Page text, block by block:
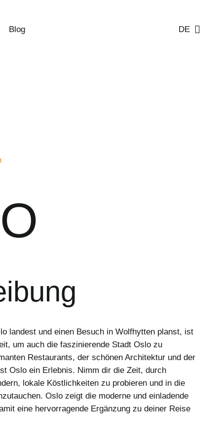
Blog DE
landest und einen Besuch in Wolfhytten planst, ist
um auch die faszinierende Stadt Oslo zu
Restaurants, der schönen Architektur und der
Oslo ein Erlebnis. Nimm dir die Zeit, durch
lokale Köstlichkeiten zu probieren und in die
Oslo zeigt die moderne und einladende
eine hervorragende Ergänzung zu deiner Reise